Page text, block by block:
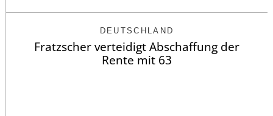
DEUTSCHLAND
Fratzscher verteidigt Abschaffung der
Rente mit 63